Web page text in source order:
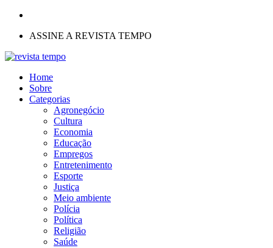
ASSINE A REVISTA TEMPO
Home
Sobre
Categorias
Agronegócio
Cultura
Economia
Educação
Empregos
Entretenimento
Esporte
Justiça
Meio ambiente
Polícia
Política
Religião
Saúde